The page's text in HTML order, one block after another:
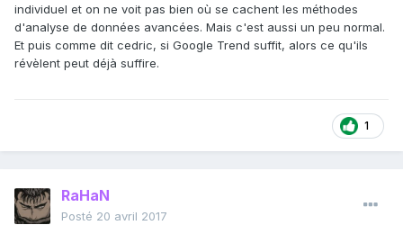
individuel et on ne voit pas bien où se cachent les méthodes
d'analyse de données avancées. Mais c'est aussi un peu normal.
Et puis comme dit cedric, si Google Trend suffit, alors ce qu'ils
révèlent peut déjà suffire.
1
RaHaN
Posté 20 avril 2017